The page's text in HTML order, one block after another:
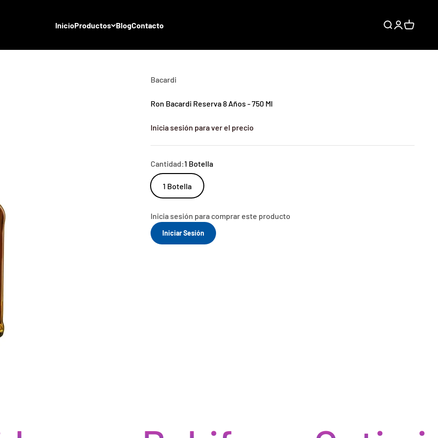
InicioProductos BlogContacto BuscarIniciar sesión
Carrito
Bacardi
Ron Bacardi Reserva 8 Años - 750 Ml
Inicia sesión para ver el precio
Cantidad:1 Botella
1 Botella
Inicia sesión para comprar este producto
Iniciar Sesión